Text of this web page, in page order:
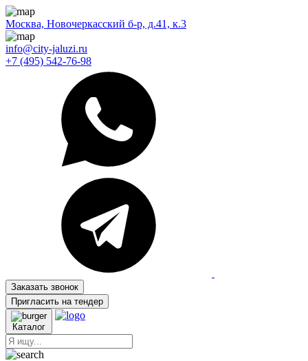
Москва, Новочеркасский б-р, д.41, к.3
info@city-jaluzi.ru
+7 (495) 542-76-98
Заказать звонок
Пригласить на тендер
Каталог